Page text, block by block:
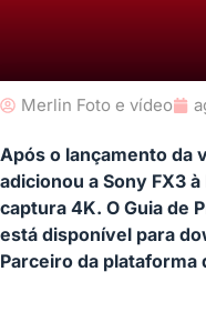
Merlin Foto e vídeo
Após o lançamento da
adicionou a Sony FX3
captura 4K. O Guia de
está disponível para
Parceiro da plataforma